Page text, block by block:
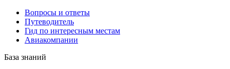
Вопросы и ответы
Путеводитель
Гид по интересным местам
Авиакомпании
База знаний